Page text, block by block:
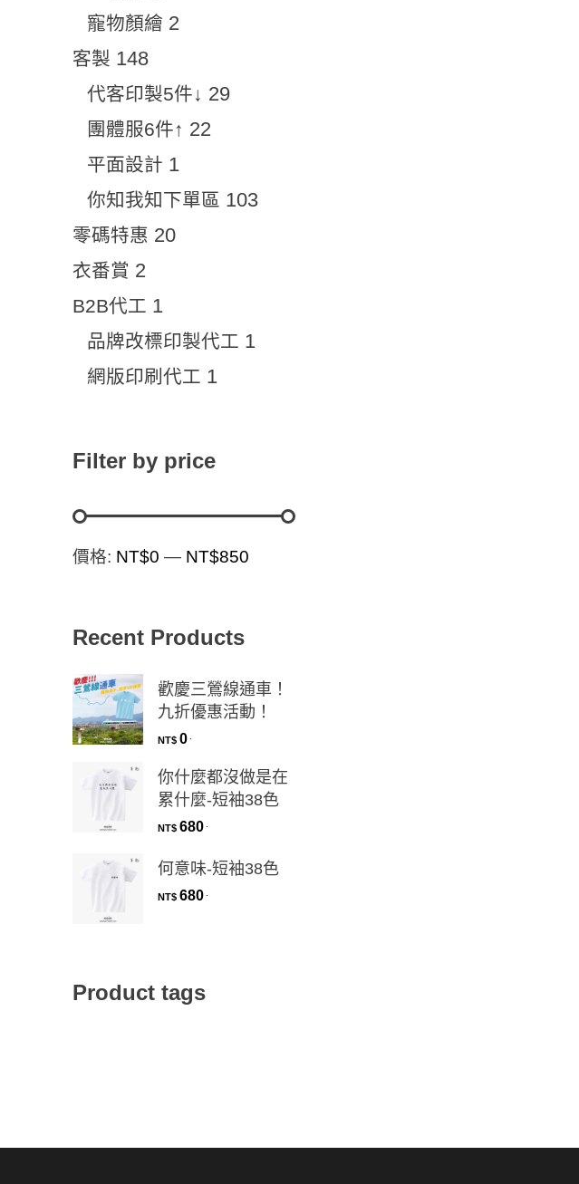
寵物顏繪 2
客製 148
代客印製5件↓ 29
團體服6件↑ 22
平面設計 1
你知我知下單區 103
零碼特惠 20
衣番賞 2
B2B代工 1
品牌改標印製代工 1
網版印刷代工 1
Filter by price
價格: NT$0 — NT$850
Recent Products
歡慶三鶯線通車！
九折優惠活動！
NT$ 0
你什麼都沒做是在
累什麼-短袖38色
NT$ 680
何意味-短袖38色
NT$ 680
Product tags